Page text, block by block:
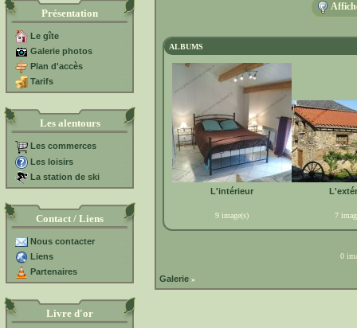
Présentation
Le gîte
Galerie photos
Plan d'accès
Tarifs
Les alentours
Les commerces
Les loisirs
La station de ski
Contact / Liens
Nous contacter
Liens
Partenaires
Livre d'or
ALBUMS
L'intérieur
9 image(s) 7
0
Galerie »